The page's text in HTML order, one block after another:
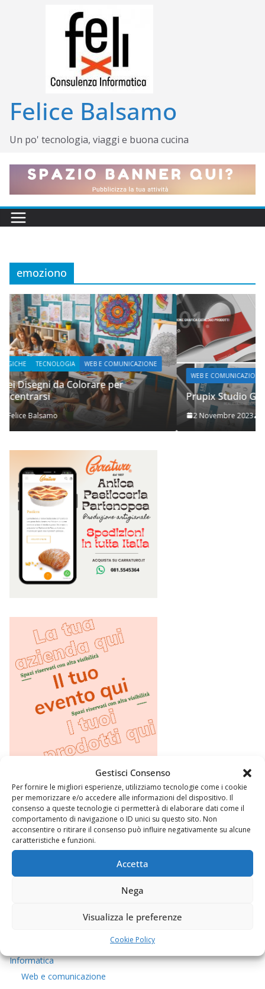
Gestisci Consenso
Per fornire le migliori esperienze, utilizziamo tecnologie come i cookie
per memorizzare e/o accedere alle informazioni del dispositivo. Il
consenso a queste tecnologie ci permetterà di elaborare dati come il
comportamento di navigazione o ID unici su questo sito. Non
acconsentire o ritirare il consenso può influire negativamente su alcune
caratteristiche e funzioni.
Accetta
Nega
Visualizza le preferenze
Cookie Policy
Felice Balsamo
Un po' tecnologia, viaggi e buona cucina
emoziono
WEB E COMUNICAZIONE
Prupix Studio Grafico
2 Novembre 2023 Felice Balsamo
Argomenti
Chi sono
Come contattarmi
La buona cucina
Informatica
Web e comunicazione